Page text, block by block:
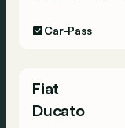
Car-Pass
Fiat
Ducato